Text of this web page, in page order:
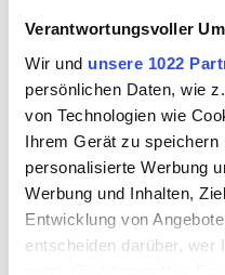
Verantwortungsvoller
Wir und unsere 1022
persönlichen Daten, wie
von Technologien wie
Ihrem Gerät zu
personalisierte Werbung
Werbung und Inhalten,
Entwicklung von
entscheiden darüber, wer
nutzt. Sie können Ihre
Liba96
Madras
Architekturglas